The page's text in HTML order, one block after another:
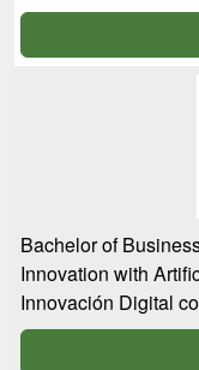
Bachelor of
Innovation with
Innovación Digital